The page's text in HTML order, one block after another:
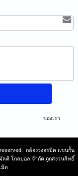
ความเป็นส่วนตัว ของเรา
reserved. กล้องวงจรปิด แขนกั้น
ติ โกลบอล จำกัด ถูกสงวนสิทธิ์
มิด